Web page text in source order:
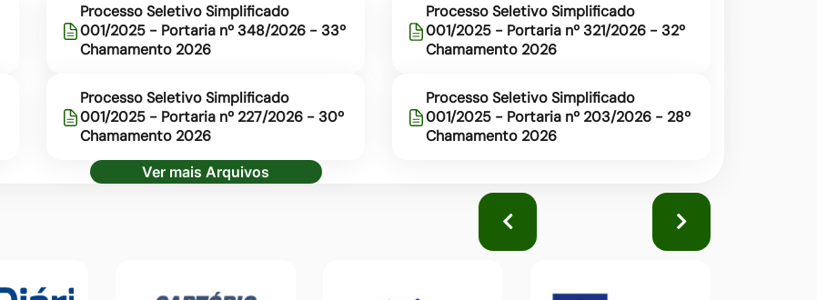
Processo Seletivo Simplificado
001/2025 - Portaria nº 348/2026 - 33º
Chamamento 2026
Processo Seletivo Simplificado
001/2025 - Portaria nº 321/2026 - 32º
Chamamento 2026
Processo Seletivo Simplificado
001/2025 - Portaria nº 227/2026 - 30º
Chamamento 2026
Processo Seletivo Simplificado
001/2025 - Portaria nº 203/2026 - 28º
Chamamento 2026
Ver mais Arquivos